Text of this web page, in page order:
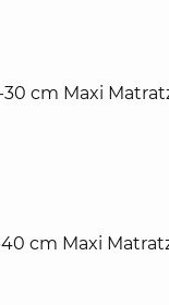
cm Maxi
cm Maxi